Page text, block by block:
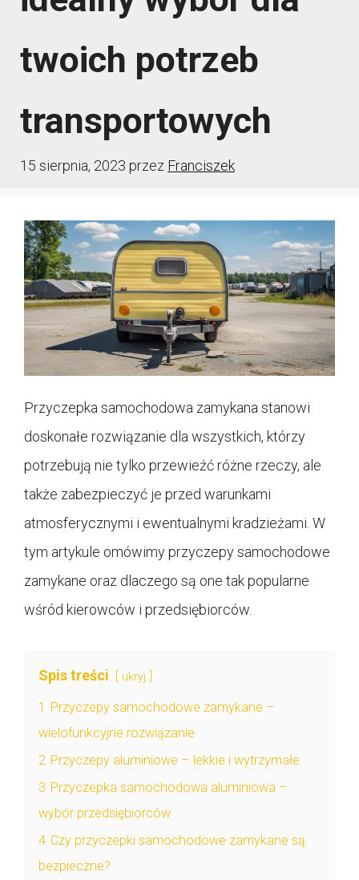
twoich potrzeb
transportowych
15 sierpnia, 2023 przez Franciszek
Przyczepka samochodowa zamykana stanowi
doskonałe rozwiązanie dla wszystkich, którzy
potrzebują nie tylko przewieźć różne rzeczy, ale
także zabezpieczyć je przed warunkami
atmosferycznymi i ewentualnymi kradzieżami. W
tym artykule omówimy przyczepy samochodowe
zamykane oraz dlaczego są one tak popularne
wśród kierowców i przedsiębiorców.
Spis treści ukryj
1 Przyczepy samochodowe zamykane –
wielofunkcyjne rozwiązanie
2 Przyczepy aluminiowe – lekkie i wytrzymałe
3 Przyczepka samochodowa aluminiowa –
wybór przedsiębiorców
4 Czy przyczepki samochodowe zamykane są
bezpieczne?